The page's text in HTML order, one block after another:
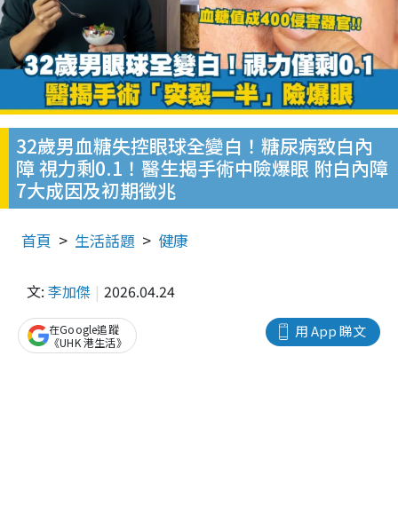
32歲男血糖失控眼球全變白！糖尿病致白內
障 視力剩0.1！醫生揭手術中險爆眼 附白內障
7大成因及初期徵兆
首頁 生活話題 健康
文: 李加傑 2026.04.24
用 App 睇文
在Google追蹤
《UHK 港生活》